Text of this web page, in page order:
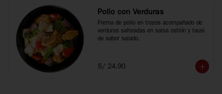
Pollo con Verduras
Pierna de pollo en trozos acompañado de
verduras salteadas en salsa ostión y tausi
de sabor salado.
S/ 24.90